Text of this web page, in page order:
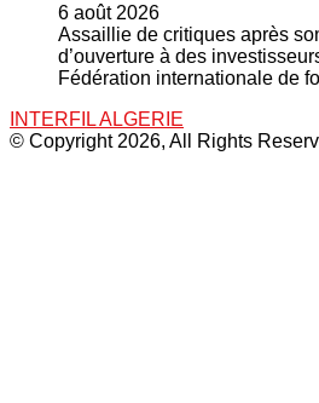
6 août 2026
Assaillie de critiques après
d’ouverture à des
Fédération internationale de
INTERFIL ALGERIE
© Copyright 2026, All Rights